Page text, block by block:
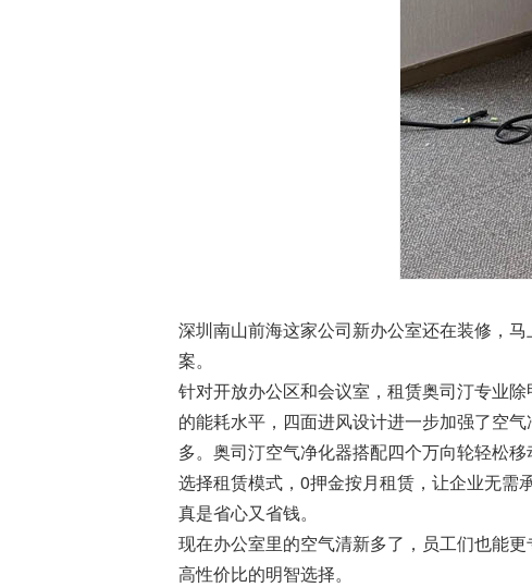
深圳南山前海这家公司新办公室还在装修，
案。
针对开放办公区和会议室，租赁奥司汀专业
的能耗水平，四面进风设计进一步加强了空
多。奥司汀空气净化器搭配四个万向轮轻松移
选择租赁模式，0押金按月租赁，让企业无需
真是省心又省钱。
现在办公室里的空气清新多了，员工们也能
高性价比的明智选择。